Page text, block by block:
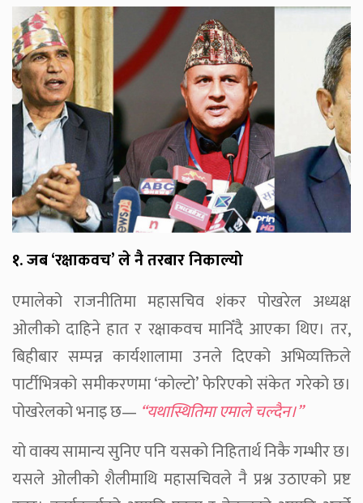
१. जब ‘रक्षाकवच’ ले नै तरबार निकाल्यो
एमालेको राजनीतिमा महासचिव शंकर पोखरेल अध्यक्ष
ओलीको दाहिने हात र रक्षाकवच मानिँदै आएका थिए। तर,
बिहीबार सम्पन्न कार्यशालामा उनले दिएको अभिव्यक्तिले
पार्टीभित्रको समीकरणमा ‘कोल्टो’ फेरिएको संकेत गरेको छ।
पोखरेलको भनाइ छ— “यथास्थितिमा एमाले चल्दैन।”
यो वाक्य सामान्य सुनिए पनि यसको निहितार्थ निकै गम्भीर छ।
यसले ओलीको शैलीमाथि महासचिवले नै प्रश्न उठाएको प्रष्ट